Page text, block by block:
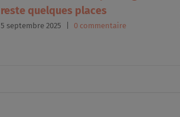
reste quelques places
5 septembre 2025 0 commentaire